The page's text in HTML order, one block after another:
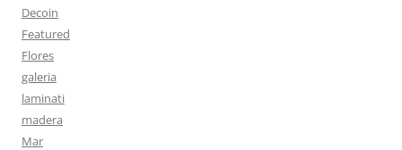
Decoin
Featured
Flores
galeria
laminati
madera
Mar